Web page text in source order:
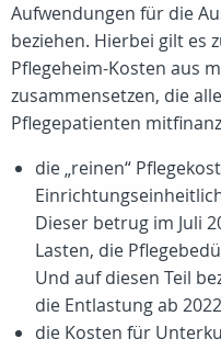
Aufwendungen für die
beziehen. Hierbei gilt es
Pflegeheim-Kosten aus
zusammensetzen, die
Pflegepatienten
die „reinen“
Dieser betrug im Juli
Lasten, die
Und auf diesen Teil
die Entlastung ab
die Kosten für